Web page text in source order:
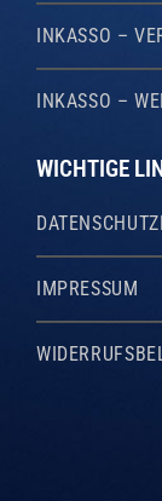
INKASSO –
INKASSO –
WICHTIGE
IMPRESSUM